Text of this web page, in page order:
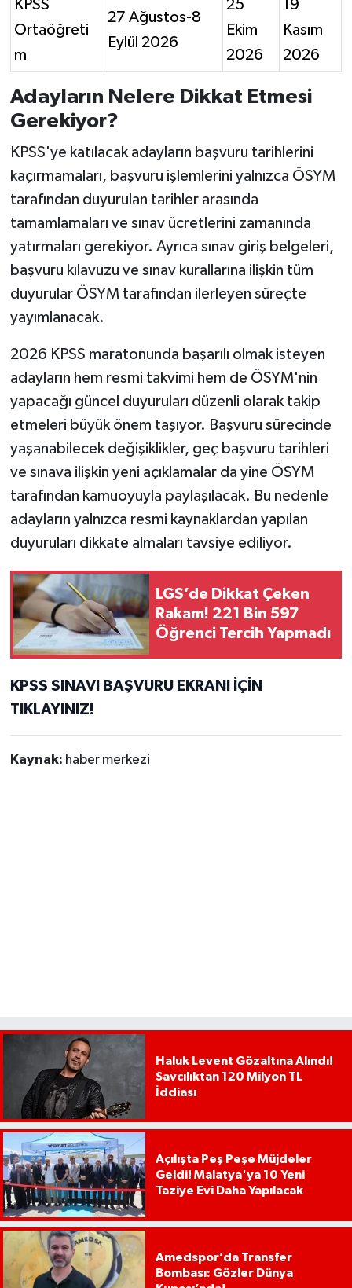
KPSS
Ortaöğreti
m
27 Ağustos-8
Eylül 2026
25
Ekim
2026
19
Kasım
2026
Adayların Nelere Dikkat Etmesi
Gerekiyor?
KPSS'ye katılacak adayların başvuru tarihlerini
kaçırmamaları, başvuru işlemlerini yalnızca ÖSYM
tarafından duyurulan tarihler arasında
tamamlamaları ve sınav ücretlerini zamanında
yatırmaları gerekiyor. Ayrıca sınav giriş belgeleri,
başvuru kılavuzu ve sınav kurallarına ilişkin tüm
duyurular ÖSYM tarafından ilerleyen süreçte
yayımlanacak.
2026 KPSS maratonunda başarılı olmak isteyen
adayların hem resmi takvimi hem de ÖSYM'nin
yapacağı güncel duyuruları düzenli olarak takip
etmeleri büyük önem taşıyor. Başvuru sürecinde
yaşanabilecek değişiklikler, geç başvuru tarihleri
ve sınava ilişkin yeni açıklamalar da yine ÖSYM
tarafından kamuoyuyla paylaşılacak. Bu nedenle
adayların yalnızca resmi kaynaklardan yapılan
duyuruları dikkate almaları tavsiye ediliyor.
LGS’de Dikkat Çeken
Rakam! 221 Bin 597
Öğrenci Tercih Yapmadı
KPSS SINAVI BAŞVURU EKRANI İÇİN
TIKLAYINIZ!
Kaynak: haber merkezi
Haluk Levent Gözaltına Alındı!
Savcılıktan 120 Milyon TL
İddiası
Açılışta Peş Peşe Müjdeler
Geldi! Malatya'ya 10 Yeni
Taziye Evi Daha Yapılacak
Amedspor’da Transfer
Bombası: Gözler Dünya